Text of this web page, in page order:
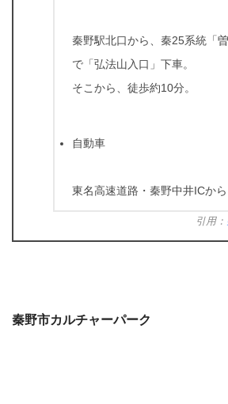
秦野駅北口から、秦25系統「
で「弘法山入口」下車。
そこから、徒歩約10分。
自動車
東名高速道路・秦野中井ICから
引用：
秦野市カルチャーパーク